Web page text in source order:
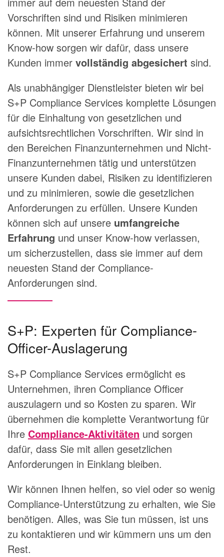
Vorschriften sind und Risiken minimieren
können. Mit unserer Erfahrung und unserem
Know-how sorgen wir dafür, dass unsere
Kunden immer vollständig abgesichert sind.
Als unabhängiger Dienstleister bieten wir bei
S+P Compliance Services komplette Lösungen
für die Einhaltung von gesetzlichen und
aufsichtsrechtlichen Vorschriften. Wir sind in
den Bereichen Finanzunternehmen und Nicht-
Finanzunternehmen tätig und unterstützen
unsere Kunden dabei, Risiken zu identifizieren
und zu minimieren, sowie die gesetzlichen
Anforderungen zu erfüllen. Unsere Kunden
können sich auf unsere umfangreiche
Erfahrung und unser Know-how verlassen,
um sicherzustellen, dass sie immer auf dem
neuesten Stand der Compliance-
Anforderungen sind.
S+P: Experten für Compliance-
Officer-Auslagerung
S+P Compliance Services ermöglicht es
Unternehmen, ihren Compliance Officer
auszulagern und so Kosten zu sparen. Wir
übernehmen die komplette Verantwortung für
Ihre Compliance-Aktivitäten und sorgen
dafür, dass Sie mit allen gesetzlichen
Anforderungen in Einklang bleiben.
Wir können Ihnen helfen, so viel oder so wenig
Compliance-Unterstützung zu erhalten, wie Sie
benötigen. Alles, was Sie tun müssen, ist uns
zu kontaktieren und wir kümmern uns um den
Rest.